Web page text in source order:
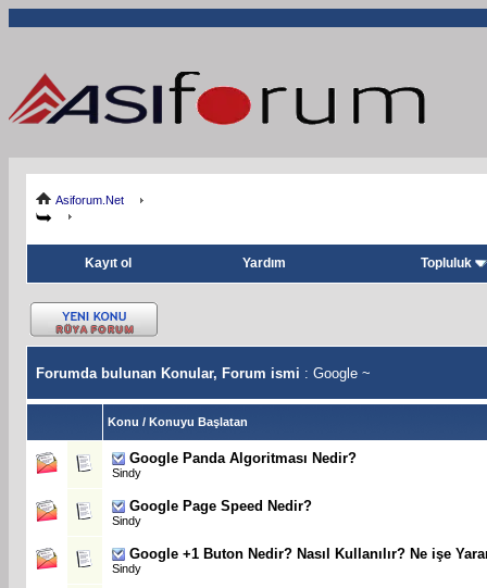
Asiforum.Net
Kayıt ol Yardım Topluluk
Forumda bulunan Konular, Forum ismi : Google ~
Konu / Konuyu Başlatan
Google Panda Algoritması Nedir?
Sindy
Google Page Speed Nedir?
Sindy
Google +1 Buton Nedir? Nasıl Kullanılır? Ne işe
Sindy